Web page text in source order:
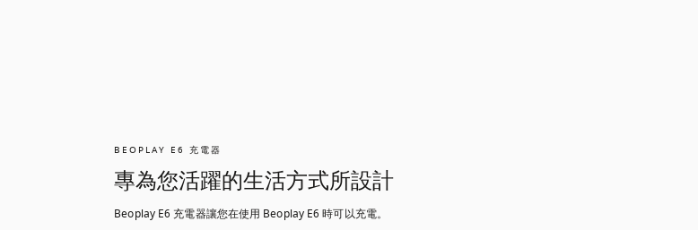
BEOPLAY E6 充電器
專為您活躍的生活方式所設計
Beoplay E6 充電器讓您在使用 Beoplay E6 時可以充電。